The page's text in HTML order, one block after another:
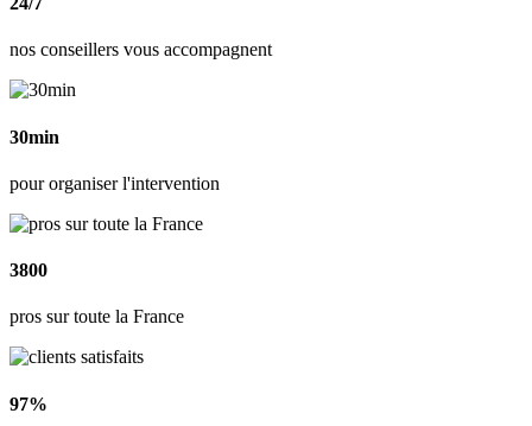
nos conseillers vous accompagnent
30min
pour organiser l'intervention
3800
pros sur toute la France
97%